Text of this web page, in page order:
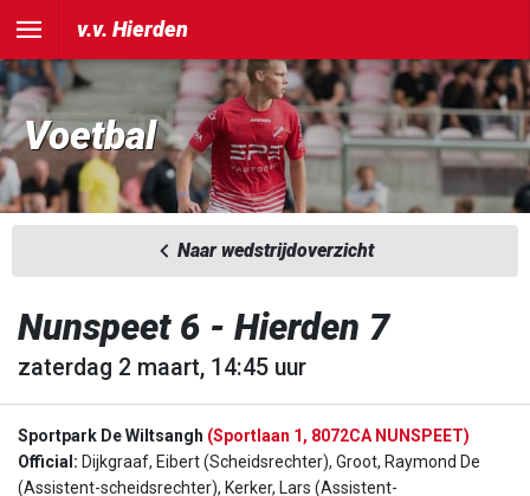
v.v. Hierden
Voetbal
Naar wedstrijdoverzicht
Nunspeet 6 - Hierden 7
zaterdag 2 maart, 14:45 uur
Sportpark De Wiltsangh (Sportlaan 1, 8072CA NUNSPEET)
Official: Dijkgraaf, Eibert (Scheidsrechter), Groot, Raymond De
(Assistent-scheidsrechter), Kerker, Lars (Assistent-